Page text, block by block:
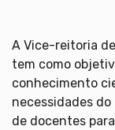
A Vice-reitoria
tem como
conhecimento
necessidades
de docentes